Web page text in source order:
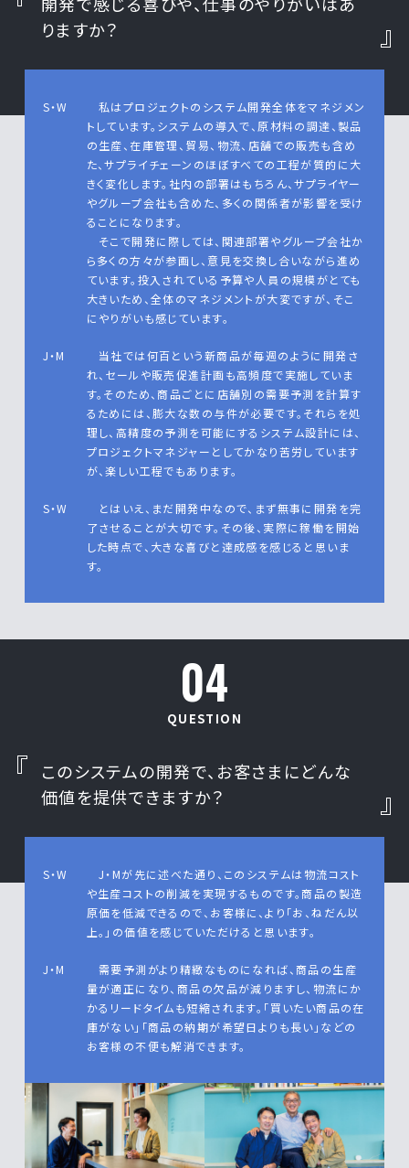
りますか？
S・W
私はプロジェクトのシステム開発全体をマネジメン
トしています。システムの導入で、原材料の調達、製品
の生産、在庫管理、貿易、物流、店舗での販売も含め
た、サプライチェーンのほぼすべての工程が質的に大
きく変化します。社内の部署はもちろん、サプライヤー
やグループ会社も含めた、多くの関係者が影響を受け
ることになります。
そこで開発に際しては、関連部署やグループ会社か
ら多くの方々が参画し、意見を交換し合いながら進め
ています。投入されている予算や人員の規模がとても
大きいため、全体のマネジメントが大変ですが、そこ
にやりがいも感じています。
J・M
当社では何百という新商品が毎週のように開発さ
れ、セールや販売促進計画も高頻度で実施していま
す。そのため、商品ごとに店舗別の需要予測を計算す
るためには、膨大な数の与件が必要です。それらを処
理し、高精度の予測を可能にするシステム設計には、
プロジェクトマネジャーとしてかなり苦労しています
が、楽しい工程でもあります。
S・W
とはいえ、まだ開発中なので、まず無事に開発を完
了させることが大切です。その後、実際に稼働を開始
した時点で、大きな喜びと達成感を感じると思いま
す。
04
QUESTION
このシステムの開発で、お客さまにどんな
価値を提供できますか？
S・W
J・Mが先に述べた通り、このシステムは物流コスト
や生産コストの削減を実現するものです。商品の製造
原価を低減できるので、お客様に、より「お、ねだん以
上。」の価値を感じていただけると思います。
J・M
需要予測がより精緻なものになれば、商品の生産
量が適正になり、商品の欠品が減りますし、物流にか
かるリードタイムも短縮されます。「買いたい商品の在
庫がない」「商品の納期が希望日よりも長い」などの
お客様の不便も解消できます。